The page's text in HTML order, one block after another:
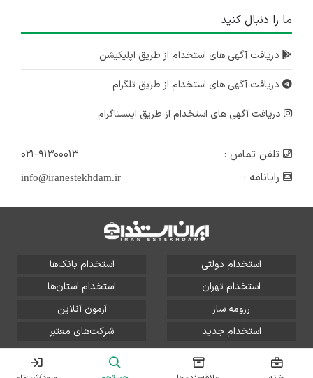
ما را دنبال کنید
دریافت آگهی های استخدام از طریق اپلیکیشن
دریافت آگهی های استخدام از طریق تلگرام
دریافت آگهی های استخدام از طریق اینستاگرام
تلفن تماس :
۰۲۱-۹۱۳۰۰۰۱۳
رایانامه :
info@iranestekhdam.ir
استخدام دولتی
استخدام بانک‌ها
استخدام تهران
استخدام استان‌ها
رزومه ساز
آزمون آنلاین
استخدام جدید
شرکت‌های معتبر
تمامی حقوق این سایت برای آلتین سیستم محفوظ است و هر
گونه سوءاستفاده از آن پیگرد قانونی دارد.